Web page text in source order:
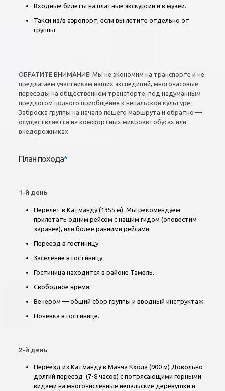
Входные билеты на платные экскурсии и в музеи.
Такси из/в аэропорт, если вы летите отдельно от
группы.
ОБРАТИТЕ ВНИМАНИЕ! Мы не экономим на транспорте и не
предлагаем участникам наших экспедиций, многочасовые
переезды на общественном транспорте, под надуманным
предлогом полного приобщения к непальской культуре.
Заброска группы на начало пешего маршрута и обратно —
осуществляется на комфортных микроавтобусах или
внедорожниках.
План похода*
1-й день
Перелет в Катманду (1355 м). Мы рекомендуем
прилетать одним рейсом с нашим гидом (оповестим
заранее), или более ранними рейсами.
Переезд в гостиницу.
Заселение в гостиницу.
Гостиница находится в районе Тамель.
Свободное время.
Вечером — общий сбор группы и вводный инструктаж.
Ночевка в гостинице.
2-й день
Переезд из Катманду в Мачча Кхола (900 м) Довольно
долгий переезд (7-8 часов) с потрясающими горными
видами на многочисленные непальские деревушки и